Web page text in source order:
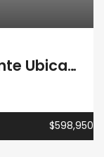
Se Vende Lote con Excelente Ubicación Comercial
$598,950